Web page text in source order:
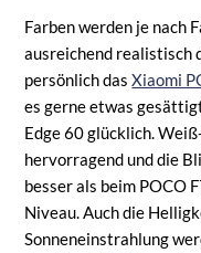
Farben werden je nach
ausreichend
persönlich dasXiaomi
es gerne etwas
Edge 60 glücklich.
hervorragend und die
besser als beim POCO
Niveau. Auch die
Sonneneinstrahlung